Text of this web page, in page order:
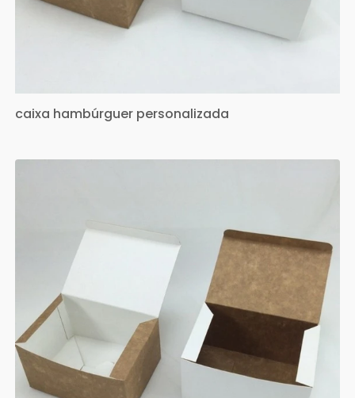
caixa hambúrguer personalizada